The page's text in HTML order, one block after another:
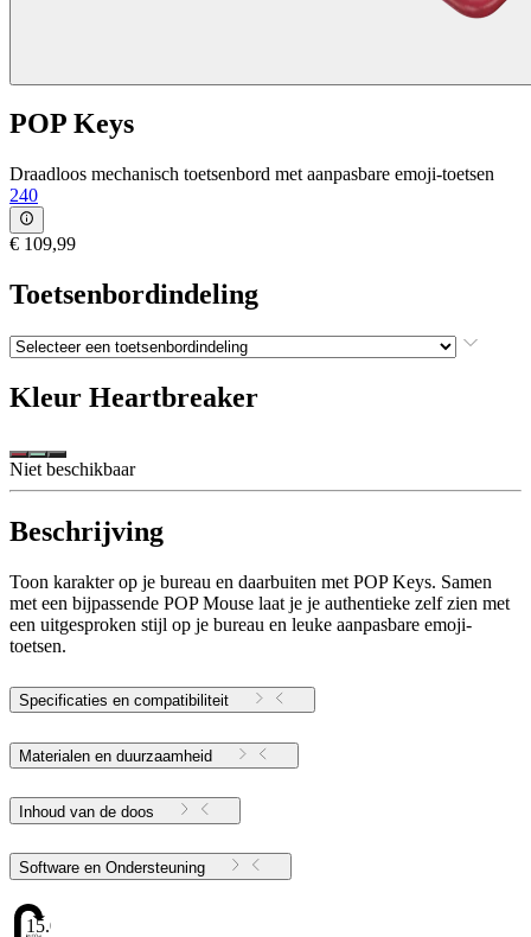
POP Keys
Draadloos mechanisch toetsenbord met aanpasbare emoji-toetsen
240
€ 109,99
Toetsenbordindeling
Kleur Heartbreaker
Niet beschikbaar
Beschrijving
Toon karakter op je bureau en daarbuiten met POP Keys. Samen
met een bijpassende POP Mouse laat je je authentieke zelf zien met
een uitgesproken stijl op je bureau en leuke aanpasbare emoji-
toetsen.
Specificaties en compatibiliteit
Materialen en duurzaamheid
Inhoud van de doos
Software en Ondersteuning
15.05